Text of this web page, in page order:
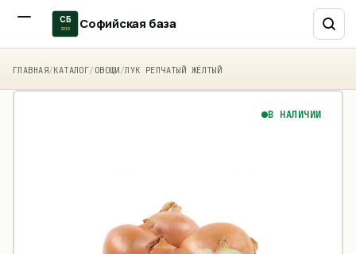
СБ
2015 Софийская база
ГЛАВНАЯ/КАТАЛОГ/ ОВОЩИ/ЛУК РЕПЧАТЫЙ ЖЁЛТЫЙ
В НАЛИЧИИ